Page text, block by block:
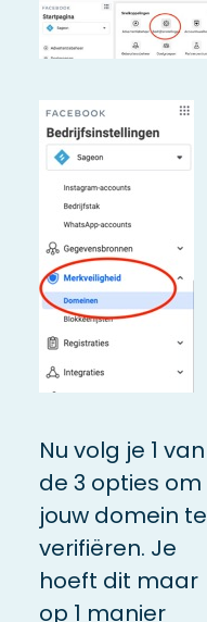
Nu volg je 1 van
de 3 opties om
jouw domein te
verifiëren. Je
hoeft dit maar
op 1 manier